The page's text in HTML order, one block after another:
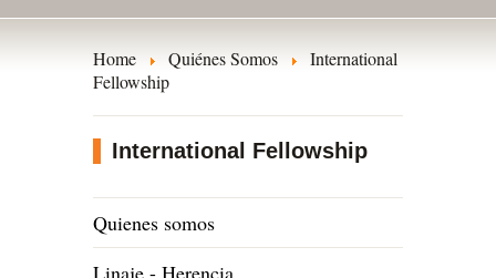
Home Quiénes Somos
International
Fellowship
International Fellowship
Quienes somos
Linaje - Herencia